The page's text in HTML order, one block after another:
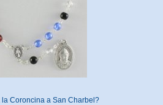
la Coroncina a San Charbel?